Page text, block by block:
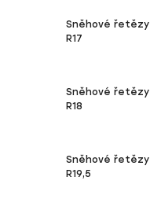
Sněhové řetězy
R17
Sněhové řetězy
R18
Sněhové řetězy
R19,5